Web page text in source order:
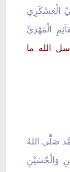
الْعَسْكَرِيِ
الْمَهْدِيِّ
الله ما
صَلَّى اللهُ
وَالْحُسَيْنِ